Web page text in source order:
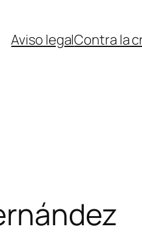
Aviso legalContra la